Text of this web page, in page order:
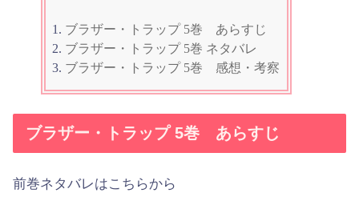
ブラザー・トラップ 5巻 あらすじ
ブラザー・トラップ 5巻 ネタバレ
ブラザー・トラップ 5巻 感想・考察
ブラザー・トラップ 5巻 あらすじ
前巻ネタバレはこちらから